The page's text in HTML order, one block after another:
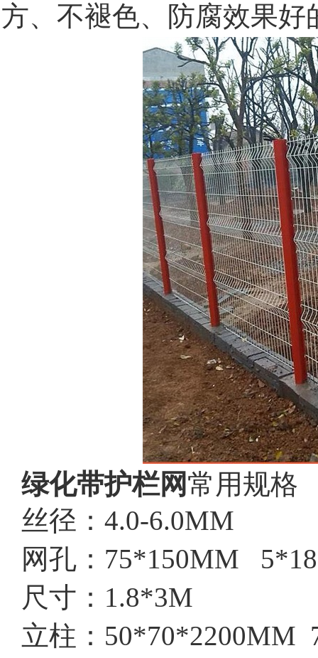
方、不褪色、防腐效果好
绿化带护栏网常用规格
丝径：4.0-6.0MM
网孔：75*150MM
尺寸：1.8*3M
立柱：50*70*2200MM